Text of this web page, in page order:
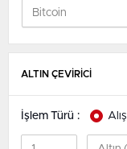
ALTIN ÇEVİRİCİ
İşlem Türü : Alış